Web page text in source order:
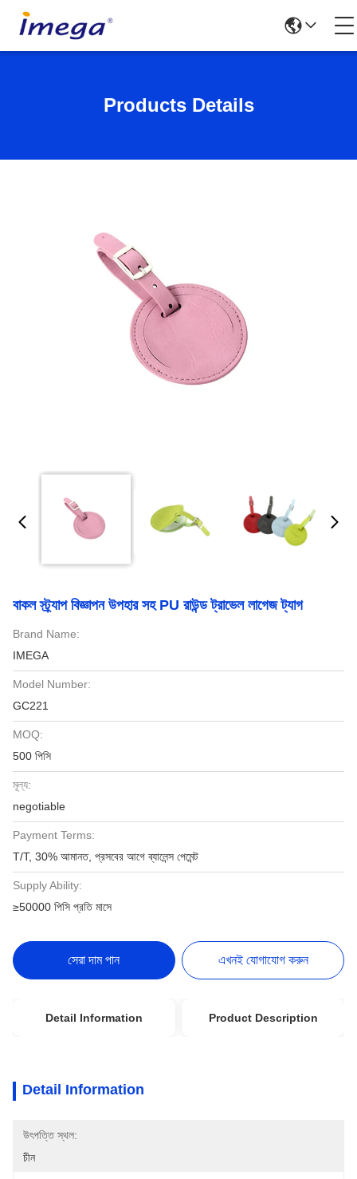
Products Details
বাকল স্ট্র্যাপ বিজ্ঞাপন উপহার সহ PU রাউন্ড ট্রাভেল লাগেজ ট্যাগ
Brand Name:
IMEGA
Model Number:
GC221
MOQ:
500 পিসি
মূল্য:
negotiable
Payment Terms:
T/T, 30% আমানত, প্রসবের আগে ব্যালেন্স পেমেন্ট
Supply Ability:
≥50000 পিসি প্রতি মাসে
সেরা দাম পান এখনই যোগাযোগ করুন
Detail Information Product Description
Detail Information
উৎপত্তি স্থল:
চীন